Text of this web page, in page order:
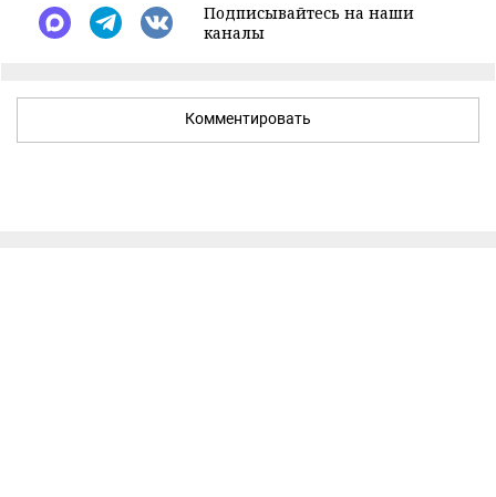
Подписывайтесь на наши
каналы
Комментировать